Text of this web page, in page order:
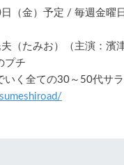
（金）予定 / 毎週金曜
（たみお）（主演：濱
プチ
く全ての30～50代サ